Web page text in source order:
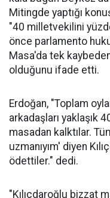
Mitingde yaptığı
"40 milletvekilini
önce parlamento
Masa'da tek
olduğunu ifade etti.
Erdoğan, "Toplam
arkadaşları yaklaşık
masadan kalktılar.
uzmanıyım' diyen
ödettiler." dedi.
"Kılıçdaroğlu bizzat